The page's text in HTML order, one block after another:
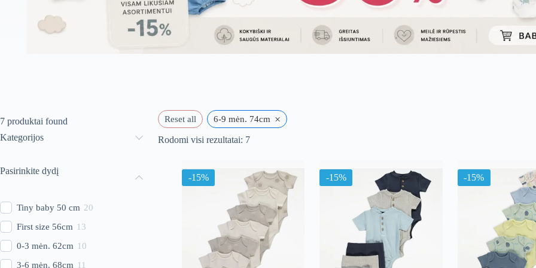
Reset all 6-9 mėn. 74cm ×
Rodomi visi rezultatai: 7Rūšiuojama
-15%
-15% -15%
7 produktai found
Kategorijos
Pasirinkite dydį
Tiny baby 50 cm 20
First size 56cm 13
0-3 mėn. 62cm 10
3-6 mėn. 68cm 11